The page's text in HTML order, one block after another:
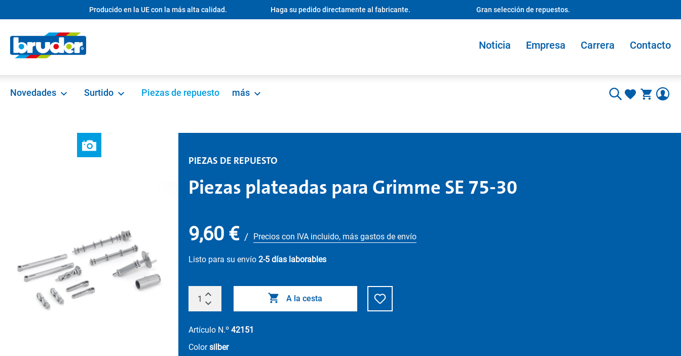
Saltar a la navegación principalProducido en la UE con la más alta calidad. Haga su pedido directamente al fabricante. Gran selección de repuestos.
Noticia Empresa Carrera Contacto
Novedades Surtido Piezas de repuesto más
PIEZAS DE REPUESTO
Piezas plateadas para Grimme SE 75-30
9,60 € / Precios con IVA incluido, más gastos de envío
Listo para su envío 2-5 días laborables
A la cesta
Artículo N.º 42151
Colorsilber